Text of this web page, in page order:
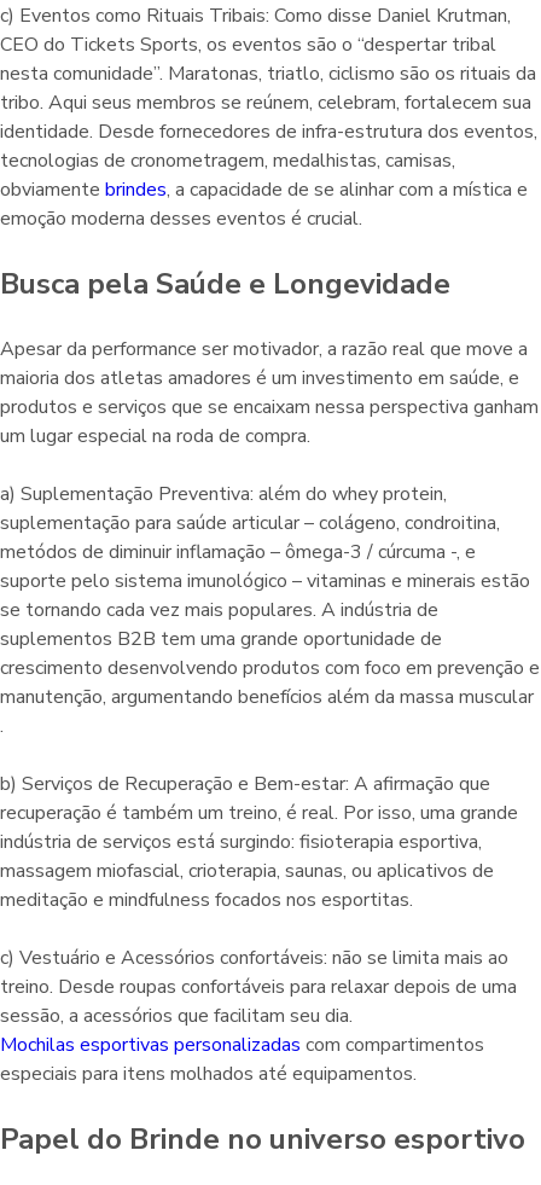
c) Eventos como Rituais Tribais: Como disse Daniel Krutman,
CEO do Tickets Sports, os eventos são o “despertar tribal
nesta comunidade”. Maratonas, triatlo, ciclismo são os rituais da
tribo. Aqui seus membros se reúnem, celebram, fortalecem sua
identidade. Desde fornecedores de infra-estrutura dos eventos,
tecnologias de cronometragem, medalhistas, camisas,
obviamente brindes, a capacidade de se alinhar com a mística e
emoção moderna desses eventos é crucial.
Busca pela Saúde e Longevidade
Apesar da performance ser motivador, a razão real que move a
maioria dos atletas amadores é um investimento em saúde, e
produtos e serviços que se encaixam nessa perspectiva ganham
um lugar especial na roda de compra.
a) Suplementação Preventiva: além do whey protein,
suplementação para saúde articular – colágeno, condroitina,
metódos de diminuir inflamação – ômega-3 / cúrcuma -, e
suporte pelo sistema imunológico – vitaminas e minerais estão
se tornando cada vez mais populares. A indústria de
suplementos B2B tem uma grande oportunidade de
crescimento desenvolvendo produtos com foco em prevenção e
manutenção, argumentando benefícios além da massa muscular
.
b) Serviços de Recuperação e Bem-estar: A afirmação que
recuperação é também um treino, é real. Por isso, uma grande
indústria de serviços está surgindo: fisioterapia esportiva,
massagem miofascial, crioterapia, saunas, ou aplicativos de
meditação e mindfulness focados nos esportitas.
c) Vestuário e Acessórios confortáveis: não se limita mais ao
treino. Desde roupas confortáveis para relaxar depois de uma
sessão, a acessórios que facilitam seu dia.
Mochilas esportivas personalizadas com compartimentos
especiais para itens molhados até equipamentos.
Papel do Brinde no universo esportivo